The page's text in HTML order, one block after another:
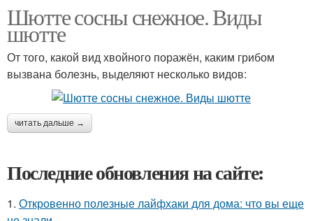
Шютте сосны снежное. Виды
шютте
От того, какой вид хвойного поражён, каким грибом
вызвана болезнь, выделяют несколько видов:
читать дальше →
Последние обновления на сайте:
1. Откровенно полезные лайфхаки для дома: что вы еще